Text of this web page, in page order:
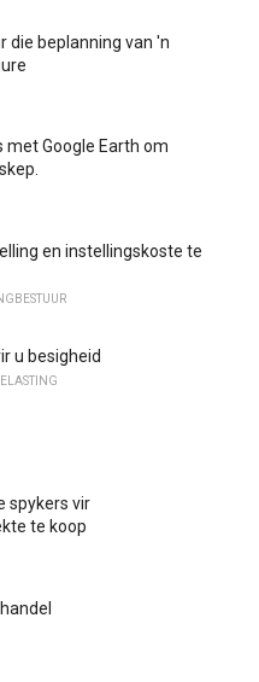
die beplanning van 'n
met Google Earth om
en instellingskoste te
u besigheid
spykers vir
te koop